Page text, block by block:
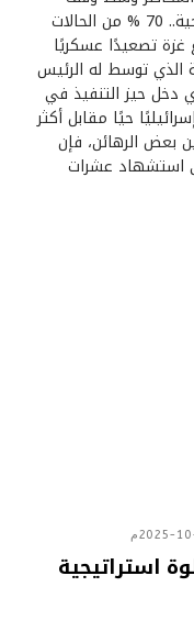
دخول المساعدات • انهيار المنظومة الصحية.. 70 % من الحالات
غزة تصعيدًا عسكريًا
الذي توسط له الرئيس
في 9 أكتوبر، والذي دخل حيز التنفيذ في
إطلاق سراح 20 رهينة إسرائيليًا حيًا مقابل أكثر
بعض الرهائن، فإن
استشهاد عشرات
استراتيجية